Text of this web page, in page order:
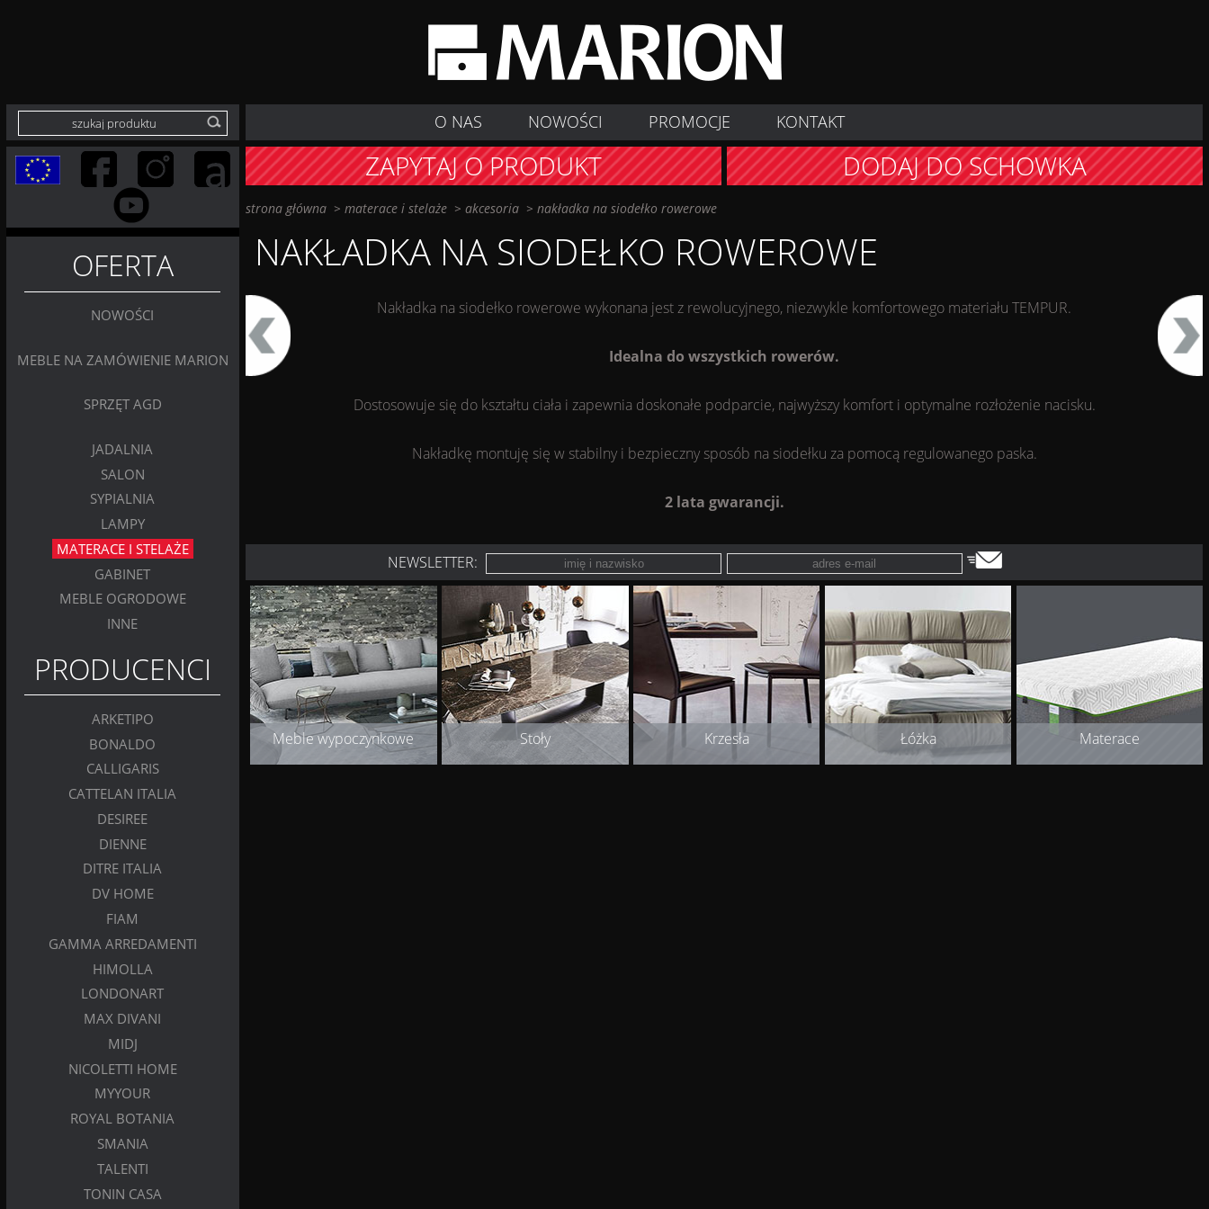
O NAS NOWOŚCI PROMOCJE KONTAKT
OFERTA
NOWOŚCI
MEBLE NA ZAMÓWIENIE MARION
SPRZĘT AGD
JADALNIA
SALON
SYPIALNIA
LAMPY
MATERACE I STELAŻE
GABINET
MEBLE OGRODOWE
INNE
PRODUCENCI
ARKETIPO
BONALDO
CALLIGARIS
CATTELAN ITALIA
DESIREE
DIENNE
DITRE ITALIA
DV HOME
FIAM
GAMMA ARREDAMENTI
HIMOLLA
LONDONART
MAX DIVANI
MIDJ
NICOLETTI HOME
MYYOUR
ROYAL BOTANIA
SMANIA
TALENTI
TONIN CASA
ZAPYTAJ O PRODUKT DODAJ DO SCHOWKA
strona główna> materace i stelaże> akcesoria> nakładka na siodełko rowerowe
NAKŁADKA NA SIODEŁKO ROWEROWE
Nakładka na siodełko rowerowe wykonana jest z rewolucyjnego, niezwykle komfortowego materiału TEMPUR.
Idealna do wszystkich rowerów.
Dostosowuje się do kształtu ciała i zapewnia doskonałe podparcie, najwyższy komfort i optymalne rozłożenie nacisku.
Nakładkę montuję się w stabilny i bezpieczny sposób na siodełku za pomocą regulowanego paska.
2 lata gwarancji.
NEWSLETTER:
Meble wypoczynkowe Stoły Krzesła Łóżka Materace